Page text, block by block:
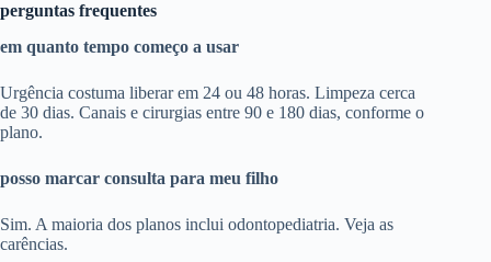
perguntas frequentes
em quanto tempo começo a usar
Urgência costuma liberar em 24 ou 48 horas. Limpeza cerca
de 30 dias. Canais e cirurgias entre 90 e 180 dias, conforme o
plano.
posso marcar consulta para meu filho
Sim. A maioria dos planos inclui odontopediatria. Veja as
carências.